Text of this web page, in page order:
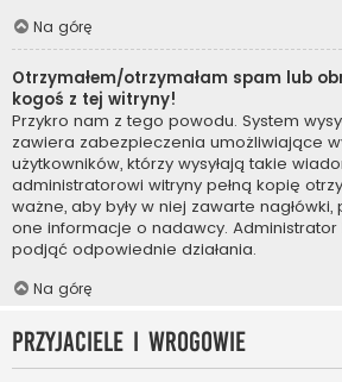
Na górę
Otrzymałem/otrzymałam spam lub
kogoś z tej witryny!
Przykro nam z tego powodu. System
zawiera zabezpieczenia umożliwiające
użytkowników, którzy wysyłają takie
administratorowi witryny pełną kopię
ważne, aby były w niej zawarte
one informacje o nadawcy.
podjąć odpowiednie działania.
Na górę
Przyjaciele i wrogowie